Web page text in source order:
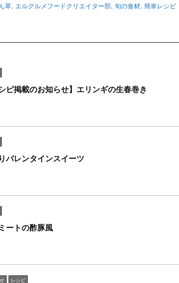
草, エルグルメフードクリエイター部, 旬の食材, 簡単レシピ
シピ掲載のお知らせ】エリンギの生春巻き
バレンタインスイーツ
ートの酢豚風
レシピ